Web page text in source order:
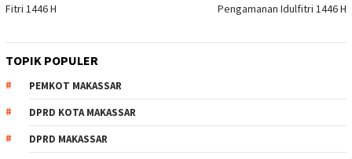
Fitri 1446 H
Pengamanan Idulfitri 1446 H
TOPIK POPULER
PEMKOT MAKASSAR
DPRD KOTA MAKASSAR
DPRD MAKASSAR